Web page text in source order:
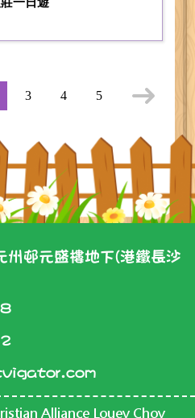
一日遊
3 4 5
州邨元盛樓地下(港鐵長沙
Alliance Louey Choy